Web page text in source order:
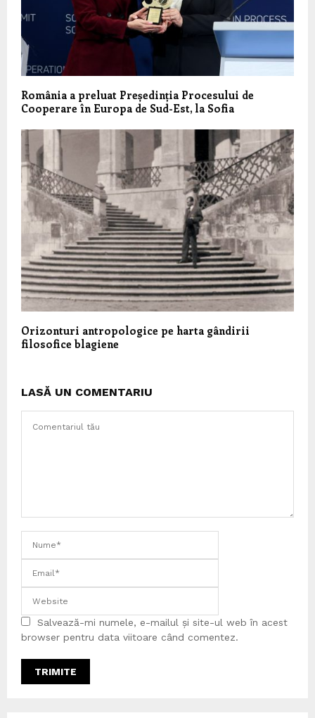
România a preluat Președinția Procesului de
Cooperare în Europa de Sud-Est, la Sofia
Orizonturi antropologice pe harta gândirii
filosofice blagiene
LASĂ UN COMENTARIU
Salvează-mi numele, e-mailul și site-ul web în acest
browser pentru data viitoare când comentez.